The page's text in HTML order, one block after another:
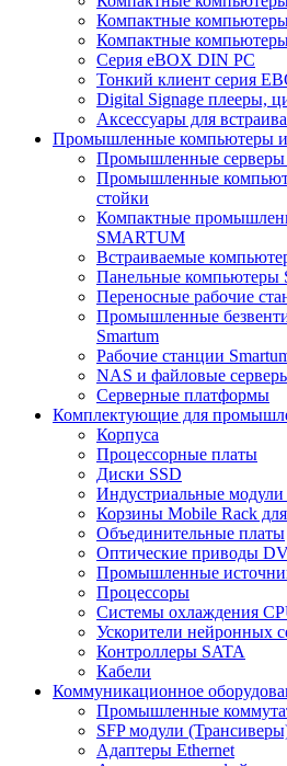
Компактные
Компактные
Серия eBOX DIN PC
Тонкий клиент серия
Digital Signage плееры,
Аксессуары для
Промышленные компьютеры и
Промышленные серверы
Промышленные
стойки
Компактные
SMARTUM
Встраиваемые
Панельные компьютеры
Переносные рабочие
Промышленные
Smartum
Рабочие станции
NAS и файловые
Серверные платформы
Комплектующие для
Корпуса
Процессорные платы
Диски SSD
Индустриальные модули
Корзины Mobile Rack
Объединительные платы
Оптические приводы
Промышленные
Процессоры
Системы охлаждения
Ускорители нейронных
Контроллеры SATA
Кабели
Коммуникационное
Промышленные
SFP модули
Адаптеры Ethernet